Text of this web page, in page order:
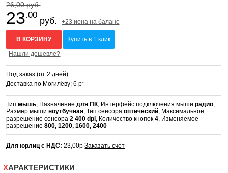
26,00 руб.
23.00
руб. +23 иона на баланс
В КОРЗИНУ Купить в 1 клик
Нашли дешевле?
Под заказ (от 2 дней)
Доставка по Могилёву: 6 р*
Типмышь, Назначениедля ПК, Интерфейс подключения мыширадио,
Размер мышиноутбучная, Тип сенсораоптический, Максимальное
разрешение сенсора2 400 dpi, Количество кнопок4, Изменяемое
разрешение800, 1200, 1600, 2400
Для юрлиц с НДС: 23,00рЗаказать счёт
ХАРАКТЕРИСТИКИ